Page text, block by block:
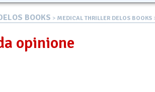
BOOKS > MEDICAL THRILLER DELOS BOOKS
opinione